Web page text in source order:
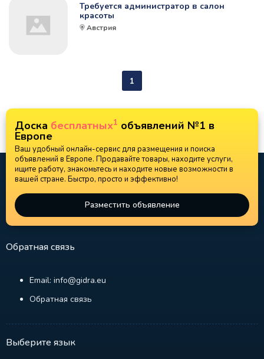
Требуется администратор в салон
красоты
Австрия
1
Доска бесплатных1 объявлений №1 в
Европе
Ваш удобный онлайн-сервис для размещения и поиска
объявлений в Европе. Продавайте товары, находите услуги,
ищите работу, знакомьтесь и находите новые возможности в
вашей стране. Быстро, просто и эффективно!
Разместить объявление
Обратная связь
Email: info@gidra.eu
Обратная связь
Выберите язык